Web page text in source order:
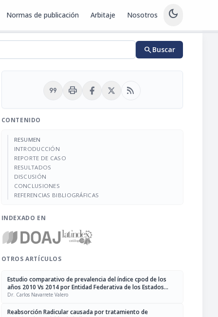
Normas de publicación Arbitaje Nosotros dark_mode
searchBuscar
format_quote print rss_feed
CONTENIDO
RESUMEN
INTRODUCCIÓN
REPORTE DE CASO
RESULTADOS
DISCUSIÓN
CONCLUSIONES
REFERENCIAS BIBLIOGRÁFICAS
INDEXADO EN
OTROS ARTÍCULOS
Estudio comparativo de prevalencia del índice cpod de los
años 2010 Vs 2014 por Entidad Federativa de los Estados
Unidos Mexicanos en la población de 5 años
Dr. Carlos Navarrete Valero
Reabsorción Radicular causada por tratamiento de